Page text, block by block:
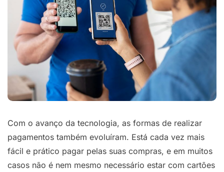
Com o avanço da tecnologia, as formas de realizar
pagamentos também evoluíram. Está cada vez mais
fácil e prático pagar pelas suas compras, e em muitos
casos não é nem mesmo necessário estar com cartões